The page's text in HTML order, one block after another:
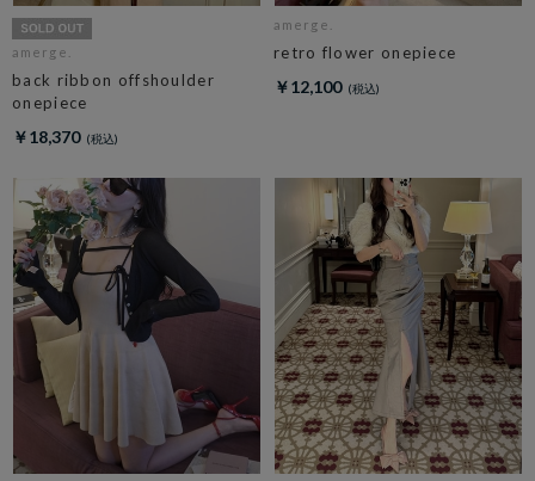
amerge.
back ribbon offshoulder
onepiece
￥18,370
amerge.
retro flower onepiece
￥12,100